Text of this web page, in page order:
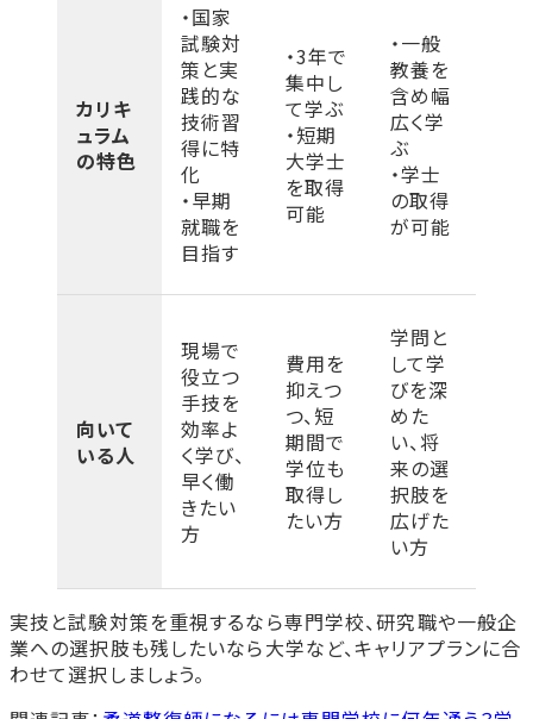
カリキ
ュラム
の特色
・国家
試験対
策と実
践的な
技術習
得に特
化
・早期
就職を
目指す
・3年で
集中し
て学ぶ
・短期
大学士
を取得
可能
・一般
教養を
含め幅
広く学
ぶ
・学士
の取得
が可能
向いて
いる人
現場で
役立つ
手技を
効率よ
く学び、
早く働
きたい
方
費用を
抑えつ
つ、短
期間で
学位も
取得し
たい方
学問と
して学
びを深
めた
い、将
来の選
択肢を
広げた
い方
実技と試験対策を重視するなら専門学校、研究職や一般企
業への選択肢も残したいなら大学など、キャリアプランに合
わせて選択しましょう。